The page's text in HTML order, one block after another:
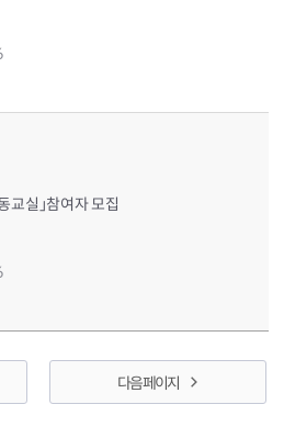
교실」참여자 모집
다음 페이지